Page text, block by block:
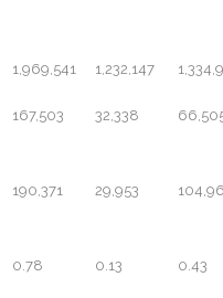
1,969,541 1,232,147
167,503 32,338
190,371 29,953
0.78 0.13 0.43